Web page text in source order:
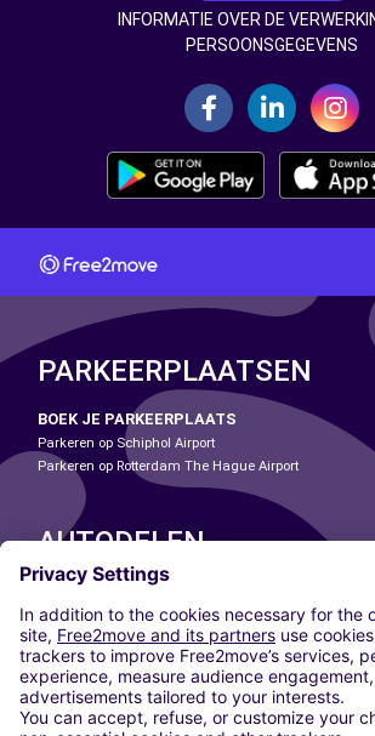
INFORMATIE OVER DE
PERSOONSGEGEVENS
PARKEERPLAATSEN
BOEK JE PARKEERPLAATS
Parkeren op Schiphol Airport
Parkeren op Rotterdam The Hague Airport
AUTODELEN
ONZE STEDEN
Paris
Madrid
Washington DC
Milaan
Rome
Turijn